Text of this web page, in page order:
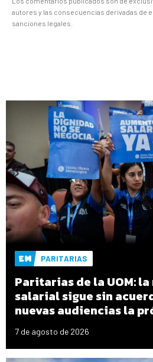
autores y las consecuencias derivadas de
sanciones legales.
PARITARIAS
Paritarias de la UOM:
salarial sigue sin
nuevas audiencias la
7 de agosto de 2026